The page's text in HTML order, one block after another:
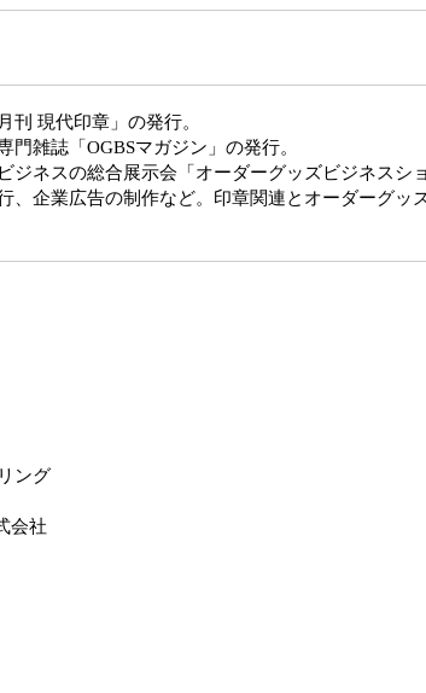
刊 現代印章」の発行。
門雑誌「OGBSマガジン」の発行。
ジネスの総合展示会「オーダーグッズビジネスシ
、企業広告の制作など。印章関連とオーダーグッ
ング
会社